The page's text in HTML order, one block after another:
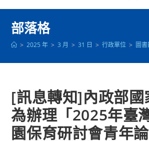
部落格
> 2025 年 > 3 月 > 31 日 > 行政單位 > 圖
[訊息轉知]內政部國
為辦理「2025年臺
園保育研討會青年